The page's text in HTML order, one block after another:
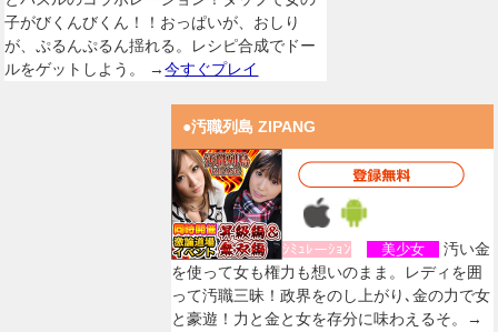
子がびくんびくん！！おっぱいが、おしり
が、ぷるんぷるん揺れる。レシピ合成でドー
ルをゲットしよう。 →今すぐプレイ
●汚職列島 ZIPANG
ｼﾐｭﾚーｼｮﾝ 美少女
汚い金
を使って女も権力も想いのまま。レディを囲
って汚職三昧！政界をのし上がり､金の力で女
と豪遊！力と金と女を存分に味わえるそ。→